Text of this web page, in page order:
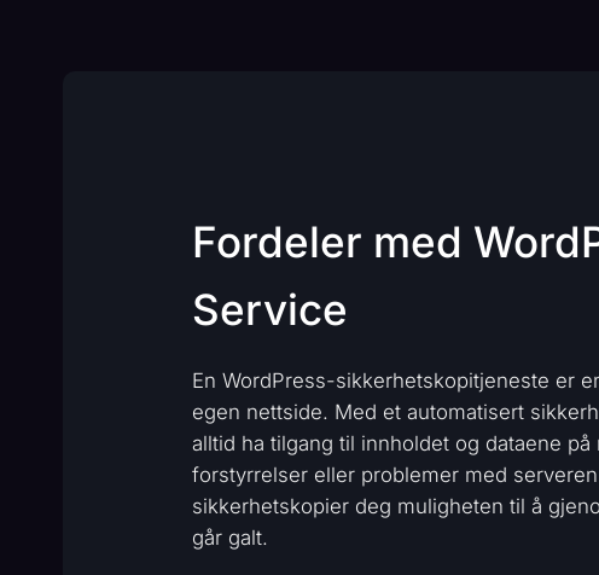
Fordeler med
Service
En WordPress-sikkerhetskopitjeneste er
egen nettside. Med et automatisert
alltid ha tilgang til innholdet og dataene
forstyrrelser eller problemer med
sikkerhetskopier deg muligheten til å
går galt.